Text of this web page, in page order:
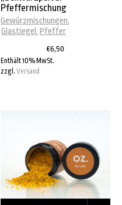
Pfeffermischung
Gewürzmischungen,
Glastiegel ,Pfeffer
€6,50
Enthält 10% MwSt.
zzgl.Versand